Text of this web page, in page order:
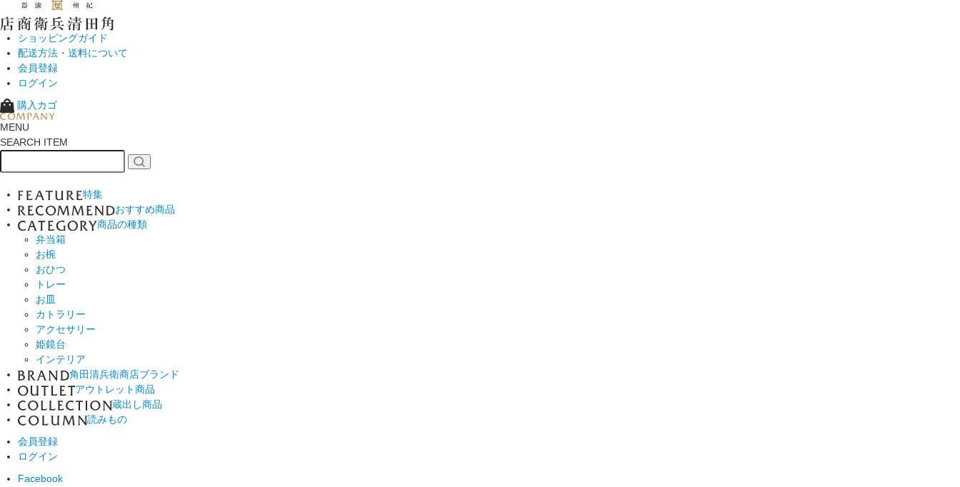
ショッピングガイド
配送方法・送料について
会員登録
ログイン
購入カゴ
MENU
SEARCH ITEM
特集
おすすめ商品
商品の種類
弁当箱
お椀
おひつ
トレー
お皿
カトラリー
アクセサリー
姫鏡台
インテリア
角田清兵衛商店ブランド
アウトレット商品
蔵出し商品
読みもの
会員登録
ログイン
Facebook